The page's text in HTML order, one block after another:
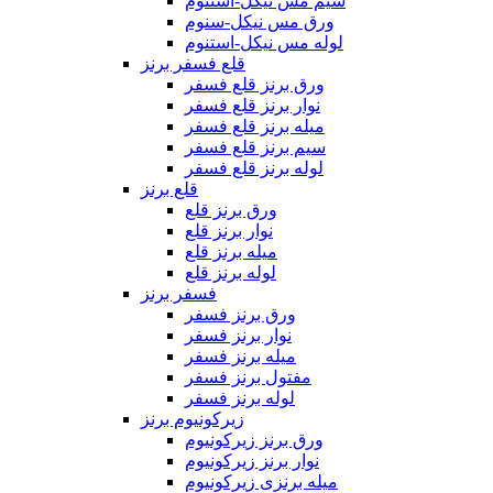
ورق مس نیکل-سنوم
لوله مس نیکل-استنوم
قلع فسفر برنز
ورق برنز قلع فسفر
نوار برنز قلع فسفر
میله برنز قلع فسفر
سیم برنز قلع فسفر
لوله برنز قلع فسفر
قلع برنز
ورق برنز قلع
نوار برنز قلع
میله برنز قلع
لوله برنز قلع
فسفر برنز
ورق برنز فسفر
نوار برنز فسفر
میله برنز فسفر
مفتول برنز فسفر
لوله برنز فسفر
زیرکونیوم برنز
ورق برنز زیرکونیوم
نوار برنز زیرکونیوم
میله برنزی زیرکونیوم